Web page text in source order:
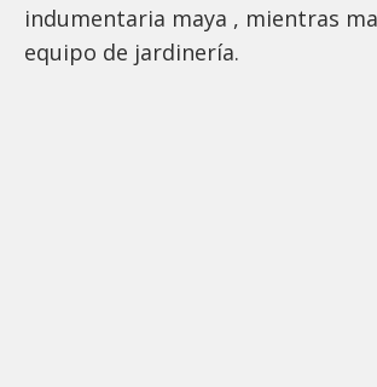
indumentaria maya , mientras
equipo de jardinería.